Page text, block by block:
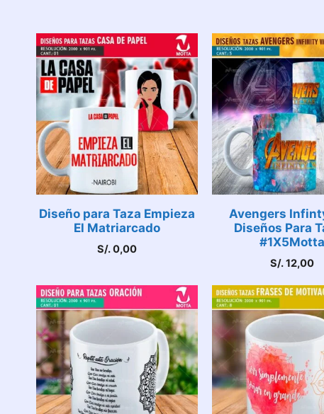
Diseño para Taza Empieza
El Matriarcado
S/.0,00
Avengers
Diseños Para
#1X5Motta
S/.12,00